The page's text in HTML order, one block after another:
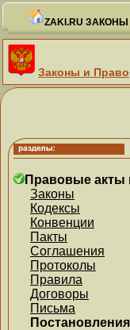
ZAKI.RU
Законы и Право
Правовые
Законы
Кодексы
Конвенции
Пакты
Соглашения
Протоколы
Правила
Договоры
Письма
Постановления